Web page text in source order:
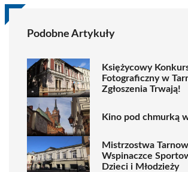
Podobne Artykuły
Księżycowy
Fotograficzny w
Zgłoszenia Trwają!
Kino pod chmurką
Mistrzostwa
Wspinaczce
Dzieci i Młodzieży